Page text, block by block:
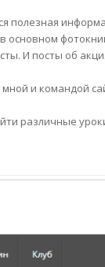
полезная
И посты об
и командой
различные